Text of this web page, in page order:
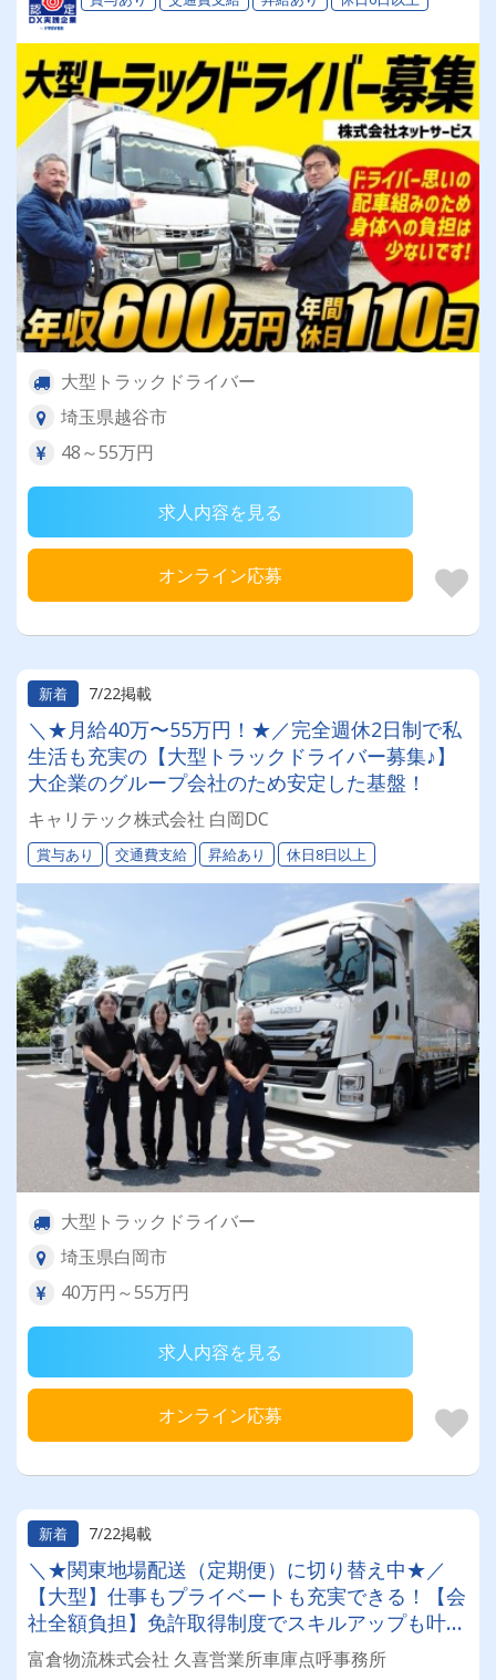
大型トラックドライバー
埼玉県越谷市
48～55万円
求人内容を見る
オンライン応募
新着 7/22掲載
＼★月給40万〜55万円！★／完全週休2日制で私
生活も充実の【大型トラックドライバー募集♪】
大企業のグループ会社のため安定した基盤！
キャリテック株式会社 白岡DC
賞与あり 交通費支給 昇給あり 休日8日以上
大型トラックドライバー
埼玉県白岡市
40万円～55万円
求人内容を見る
オンライン応募
新着 7/22掲載
＼★関東地場配送（定期便）に切り替え中★／
【大型】仕事もプライベートも充実できる！【会
社全額負担】免許取得制度でスキルアップも叶い
ます☆彡◎日・祝休み(連休あり)◎成果報酬◎退
富倉物流株式会社 久喜営業所車庫点呼事務所